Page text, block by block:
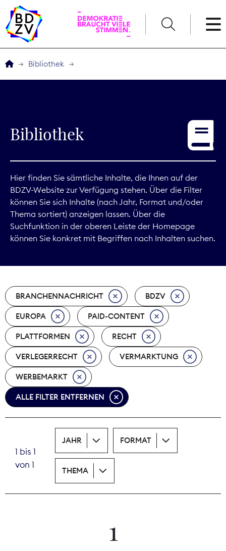
Service
Digitales
Kommunikation
Marktdaten
Nachhaltigkeit
Nachwuchs
Nova Award
Pressefreiheit
Print
Theodor-Wolff-Preis
Bibliothek
Bibliothek
Hier finden Sie sämtliche Inhalte, die Ihnen auf der
BDZV-Website zur Verfügung stehen. Über die Filter
können Sie sich Inhalte (nach Jahr, Format und/oder
Thema sortiert) anzeigen lassen. Über die
Suchfunktion in der oberen Leiste der Homepage
können Sie konkret mit Begriffen nach Inhalten suchen.
BRANCHENNACHRICHT BDZV
EUROPA PAID-CONTENT
PLATTFORMEN RECHT
VERLEGERRECHT VERMARKTUNG
WERBEMARKT
ALLE FILTER ENTFERNEN
1 bis 1
von 1
JAHR FORMAT
THEMA
1